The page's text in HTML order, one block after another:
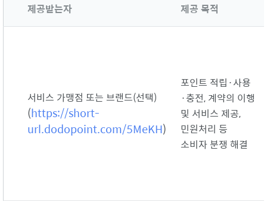
제공받는자 제공 목적
서비스 가맹점 또는 브랜드(선택)
(https://short-
url.dodopoint.com/5MeKH)
포인트 적립·사용
·충전, 계약의 이행
및 서비스 제공,
민원처리 등
소비자 분쟁 해결